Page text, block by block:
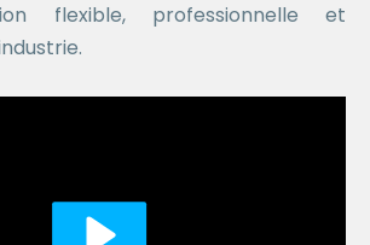
flexible, professionnelle et